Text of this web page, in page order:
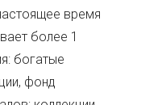
время
более 1
богатые
фонд